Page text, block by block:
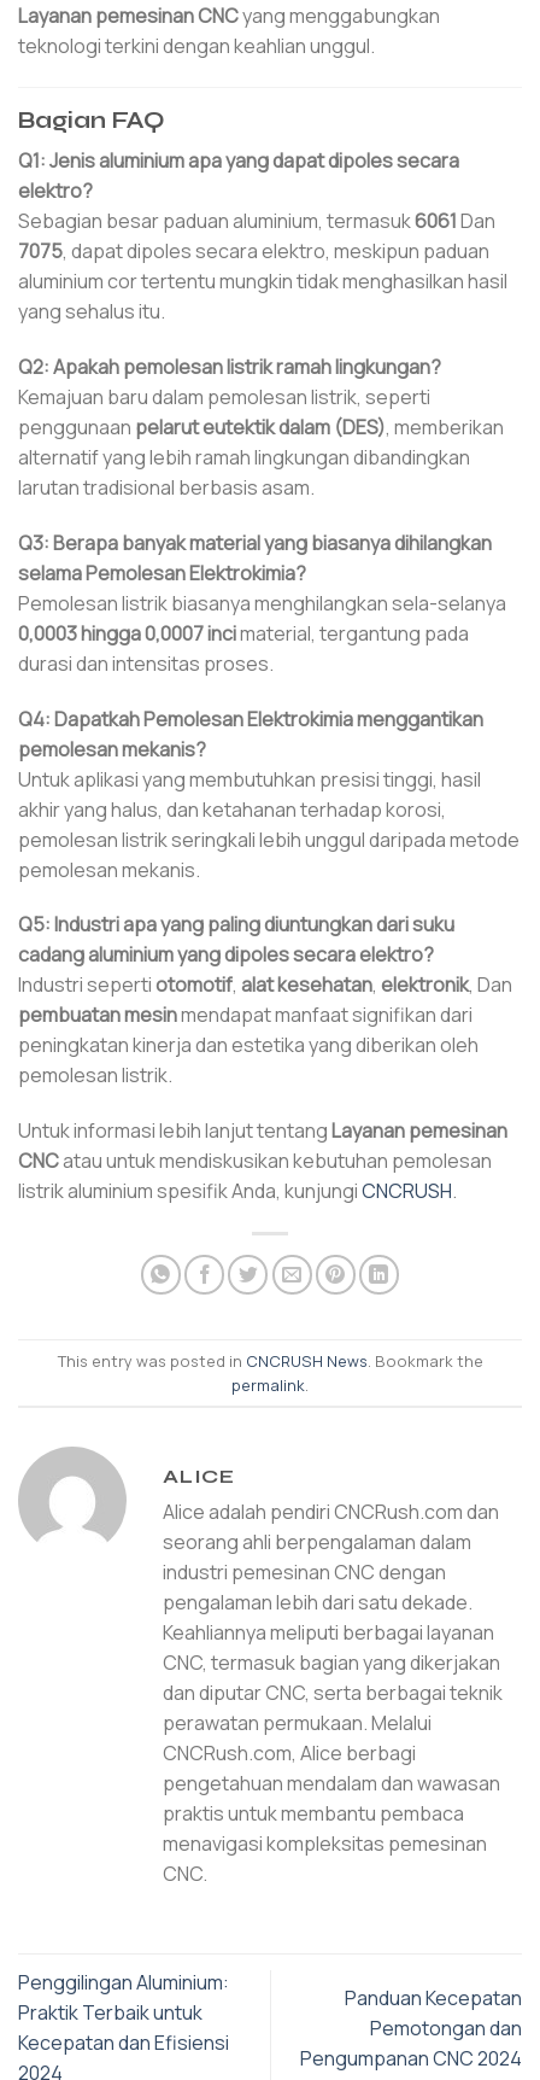
Layanan pemesinan CNCyang menggabungkan
teknologi terkini dengan keahlian unggul.
Bagian FAQ
Q1: Jenis aluminium apa yang dapat dipoles secara
elektro?
Sebagian besar paduan aluminium, termasuk6061Dan
7075, dapat dipoles secara elektro, meskipun paduan
aluminium cor tertentu mungkin tidak menghasilkan hasil
yang sehalus itu.
Q2: Apakah pemolesan listrik ramah lingkungan?
Kemajuan baru dalam pemolesan listrik, seperti
penggunaan pelarut eutektik dalam (DES), memberikan
alternatif yang lebih ramah lingkungan dibandingkan
larutan tradisional berbasis asam.
Q3: Berapa banyak material yang biasanya dihilangkan
selama Pemolesan Elektrokimia?
Pemolesan listrik biasanya menghilangkan sela-selanya
0,0003 hingga 0,0007 incimaterial, tergantung pada
durasi dan intensitas proses.
Q4: Dapatkah Pemolesan Elektrokimia menggantikan
pemolesan mekanis?
Untuk aplikasi yang membutuhkan presisi tinggi, hasil
akhir yang halus, dan ketahanan terhadap korosi,
pemolesan listrik seringkali lebih unggul daripada metode
pemolesan mekanis.
Q5: Industri apa yang paling diuntungkan dari suku
cadang aluminium yang dipoles secara elektro?
Industri sepertiotomotif, alat kesehatan, elektronik, Dan
pembuatan mesinmendapat manfaat signifikan dari
peningkatan kinerja dan estetika yang diberikan oleh
pemolesan listrik.
Untuk informasi lebih lanjut tentangLayanan pemesinan
CNCatau untuk mendiskusikan kebutuhan pemolesan
listrik aluminium spesifik Anda, kunjungiCNCRUSH.
This entry was posted in CNCRUSH News. Bookmark the
permalink.
ALICE
Alice adalah pendiri CNCRush.com dan
seorang ahli berpengalaman dalam
industri pemesinan CNC dengan
pengalaman lebih dari satu dekade.
Keahliannya meliputi berbagai layanan
CNC, termasuk bagian yang dikerjakan
dan diputar CNC, serta berbagai teknik
perawatan permukaan. Melalui
CNCRush.com, Alice berbagi
pengetahuan mendalam dan wawasan
praktis untuk membantu pembaca
menavigasi kompleksitas pemesinan
CNC.
Penggilingan Aluminium:
Praktik Terbaik untuk
Kecepatan dan Efisiensi
2024
Panduan Kecepatan
Pemotongan dan
Pengumpanan CNC 2024